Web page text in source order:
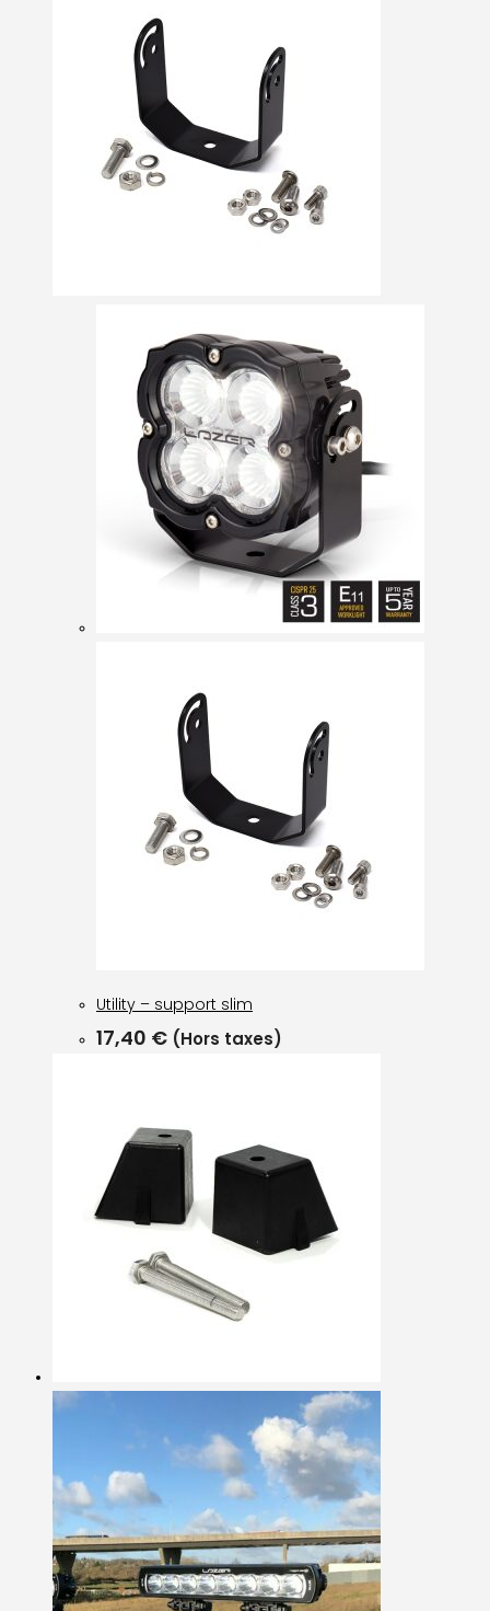
Utility – support slim
17,40 € (Hors taxes)